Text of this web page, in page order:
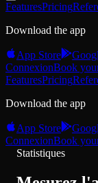
FeaturesPricing
Download the app
App Store
ConnexionBook
FeaturesPricing
Download the app
App Store
ConnexionBook
Statistiques